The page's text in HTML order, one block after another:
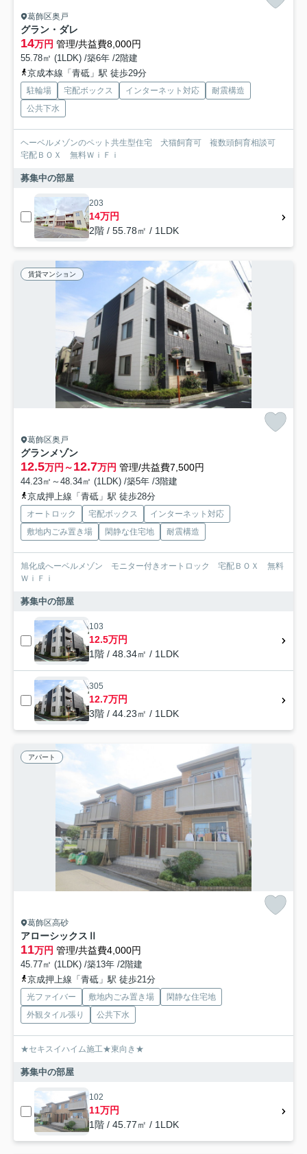
葛飾区奥戸
グラン・ダレ
14万円 管理/共益費8,000円
55.78㎡ (1LDK) /築6年 /2階建
京成本線「青砥」駅 徒歩29分
駐輪場 宅配ボックス インターネット対応
耐震構造
公共下水
ヘーベルメゾンのペット共生型住宅 犬猫飼育可 複数頭飼育相談可
宅配ＢＯＸ 無料ＷｉＦｉ
募集中の部屋
203
14万円
2階 / 55.78㎡ / 1LDK
賃貸マンション
葛飾区奥戸
グランメゾン
12.5万円～12.7万円 管理/共益費7,500円
44.23㎡～48.34㎡ (1LDK) /築5年 /3階建
京成押上線「青砥」駅 徒歩28分
オートロック 宅配ボックス
インターネット対応
敷地内ごみ置き場
閑静な住宅地 耐震構造
旭化成へーベルメゾン モニター付きオートロック 宅配ＢＯＸ 無料
ＷｉＦｉ
募集中の部屋
103
12.5万円
1階 / 48.34㎡ / 1LDK
305
12.7万円
3階 / 44.23㎡ / 1LDK
アパート
葛飾区高砂
アローシックスⅡ
11万円 管理/共益費4,000円
45.77㎡ (1LDK) /築13年 /2階建
京成押上線「青砥」駅 徒歩21分
光ファイバー 敷地内ごみ置き場
閑静な住宅地
外観タイル張り
公共下水
★セキスイハイム施工★東向き★
募集中の部屋
102
11万円
1階 / 45.77㎡ / 1LDK